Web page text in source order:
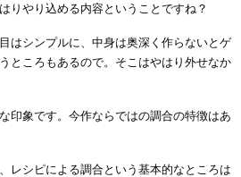
りやり込める内容ということですね？
はシンプルに、中身は奥深く作らないとゲ
ところもあるので。そこはやはり外せなか
象です。今作ならではの調合の特徴はあ
レシピによる調合という基本的なところは